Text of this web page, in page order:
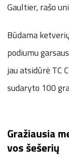
Gaultier, rašo
Būdama
podiumu
jau atsidūrė TC
sudaryto 100
Gražiausia
vos šešerių